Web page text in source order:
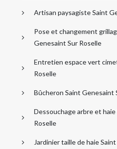
Artisan paysagiste Saint
Pose et changement
Genesaint Sur Roselle
Entretien espace vert
Roselle
Bûcheron Saint Genesaint
Dessouchage arbre et
Roselle
Jardinier taille de haie